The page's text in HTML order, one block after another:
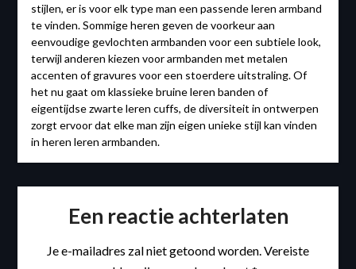
stijlen, er is voor elk type man een passende leren armband
te vinden. Sommige heren geven de voorkeur aan
eenvoudige gevlochten armbanden voor een subtiele look,
terwijl anderen kiezen voor armbanden met metalen
accenten of gravures voor een stoerdere uitstraling. Of
het nu gaat om klassieke bruine leren banden of
eigentijdse zwarte leren cuffs, de diversiteit in ontwerpen
zorgt ervoor dat elke man zijn eigen unieke stijl kan vinden
in heren leren armbanden.
Een reactie achterlaten
Je e-mailadres zal niet getoond worden.Vereiste